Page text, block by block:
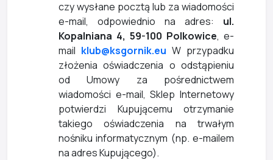
czy wysłane pocztą lub za wiadomości
e-mail, odpowiednio na adres: ul.
Kopalniana 4, 59-100 Polkowice, e-
mail klub@ksgornik.eu W przypadku
złożenia oświadczenia o odstąpieniu
od Umowy za pośrednictwem
wiadomości e-mail, Sklep Internetowy
potwierdzi Kupującemu otrzymanie
takiego oświadczenia na trwałym
nośniku informatycznym (np. e-mailem
na adres Kupującego).